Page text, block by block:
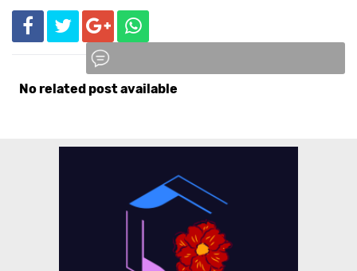
No related post available